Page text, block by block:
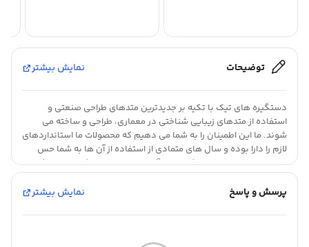
توضیحات نمایش بیشتر
دستگیره های تیک با تکیه بر جدیدترین متدهای طراحی صنعتی و
استفاده از متدهای زیبایی شناختی در معماری، طراحی و ساخته می
شوند. ما این اطمینان را به شما می دهیم که محصولات ما استانداردهای
لازم را دارا بوده و سال های متمادی از استفاده از آن ها به شما حس
متفاوتی را منتقل خواهد کرد.دستگیره رزت سری 50 یکی از پرفروش
ترین محصولات تیک است که با استفاده از معیارهای اصولی معماری
داخلی طراحی گردیده است. محصولات این گروه با توجه به رنگ های
شده و حس فوق العاده ای را در بدو ورود برای شما ایجاد می کند.
پرسش و پاسخ نمایش بیشتر